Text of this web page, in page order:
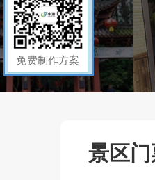
景区
免费制作方案